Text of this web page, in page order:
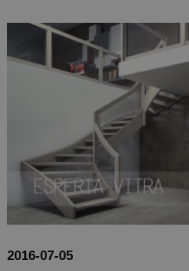
2016-07-05